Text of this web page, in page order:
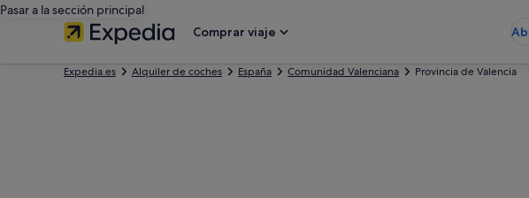
Pasar a la sección principal
Comprar viaje
Expedia.es Alquiler de coches España Comunidad Valenciana Provincia de Valencia